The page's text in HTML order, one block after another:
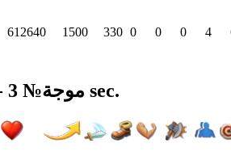
612640 1500 330 0 0 0 4
موجة№ 3 - بدء المعركة 18 sec.